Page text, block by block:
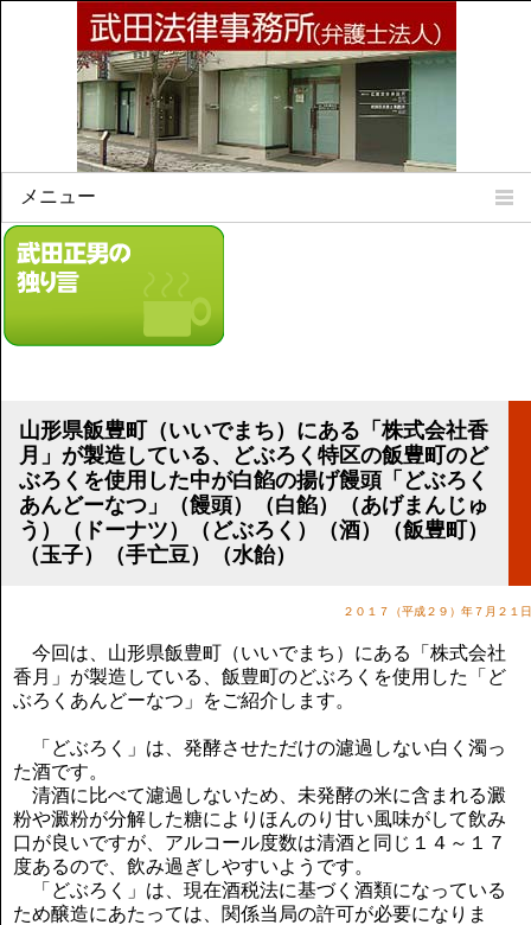
メニュー
Home
所属弁護士
法律相談案内
リンク集
顧問契約について
講演のご案内
気をつけたい法律のポイント
山形県飯豊町（いいでまち）にある「株式会社香
月」が製造している、どぶろく特区の飯豊町のど
ぶろくを使用した中が白餡の揚げ饅頭「どぶろく
あんどーなつ」（饅頭）（白餡）（あげまんじゅ
う）（ドーナツ）（どぶろく）（酒）（飯豊町）
（玉子）（手亡豆）（水飴）
２０１７（平成２９）年７月２１日
今回は、山形県飯豊町（いいでまち）にある「株式会社
香月」が製造している、飯豊町のどぶろくを使用した「ど
ぶろくあんどーなつ」をご紹介します。
「どぶろく」は、発酵させただけの濾過しない白く濁っ
た酒です。
清酒に比べて濾過しないため、未発酵の米に含まれる澱
粉や澱粉が分解した糖によりほんのり甘い風味がして飲み
口が良いですが、アルコール度数は清酒と同じ１４～１７
度あるので、飲み過ぎしやすいようです。
「どぶろく」は、現在酒税法に基づく酒類になっている
ため醸造にあたっては、関係当局の許可が必要になりま